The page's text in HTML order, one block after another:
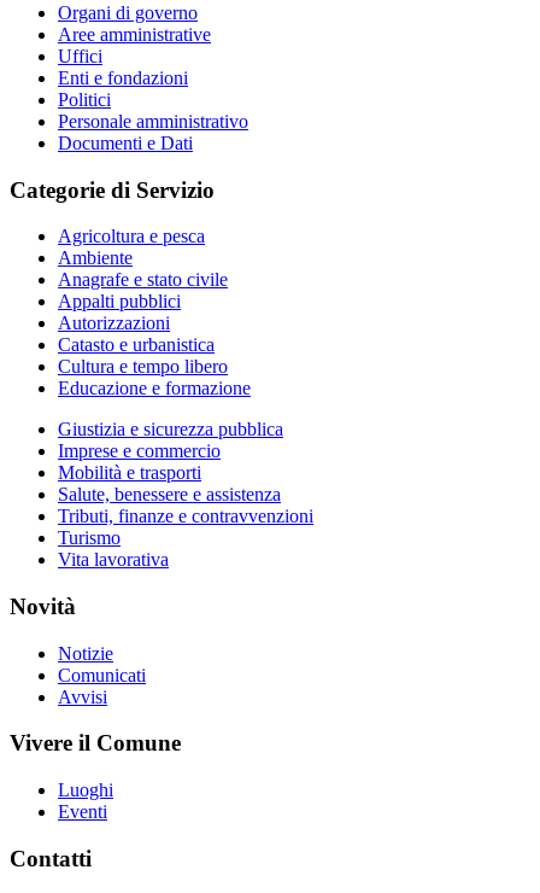
Organi di governo
Aree amministrative
Uffici
Enti e fondazioni
Politici
Personale amministrativo
Documenti e Dati
Categorie di Servizio
Agricoltura e pesca
Ambiente
Anagrafe e stato civile
Appalti pubblici
Autorizzazioni
Catasto e urbanistica
Cultura e tempo libero
Educazione e formazione
Giustizia e sicurezza pubblica
Imprese e commercio
Mobilità e trasporti
Salute, benessere e assistenza
Tributi, finanze e contravvenzioni
Turismo
Vita lavorativa
Novità
Notizie
Comunicati
Avvisi
Vivere il Comune
Luoghi
Eventi
Contatti